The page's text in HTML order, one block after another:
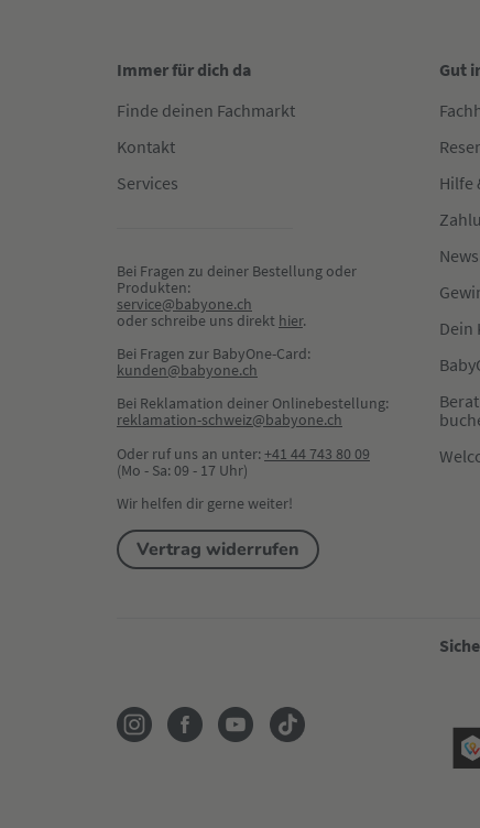
Immer für dich da
Finde deinen Fachmarkt
Kontakt
Services
Bei Fragen zu deiner Bestellung oder
Produkten:
service@babyone.ch
oder schreibe uns direkt hier.
Bei Fragen zur BabyOne-Card:
kunden@babyone.ch
Bei Reklamation deiner Onlinebestellung:
reklamation-schweiz@babyone.ch
Oder ruf uns an unter:+41 44 743 80 09
(Mo - Sa: 09 - 17 Uhr)
Wir helfen dir gerne weiter!
Vertrag widerrufen
Gut
Hilfe
Dein